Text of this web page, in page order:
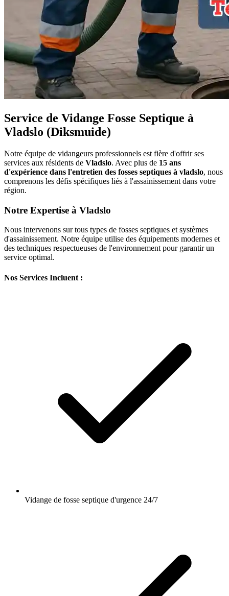
Service de Vidange Fosse Septique à
Vladslo (Diksmuide)
Notre équipe de vidangeurs professionnels est fière d'offrir ses
services aux résidents de Vladslo. Avec plus de 15 ans
d'expérience dans l'entretien des fosses septiques à vladslo, nous
comprenons les défis spécifiques liés à l'assainissement dans votre
région.
Notre Expertise à Vladslo
Nous intervenons sur tous types de fosses septiques et systèmes
d'assainissement. Notre équipe utilise des équipements modernes et
des techniques respectueuses de l'environnement pour garantir un
service optimal.
Nos Services Incluent :
Vidange de fosse septique d'urgence 24/7